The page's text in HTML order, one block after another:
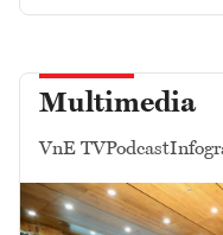
Multimedia
VnE TVPodcast